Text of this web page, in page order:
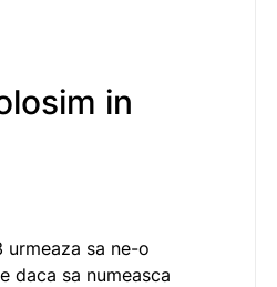
in
sa ne-o
daca sa numeasca